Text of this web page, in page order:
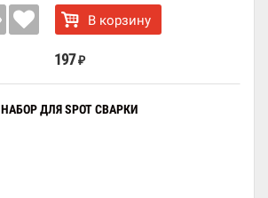
В корзину
197 ₽
НАБОР ДЛЯ SPOT СВАРКИ